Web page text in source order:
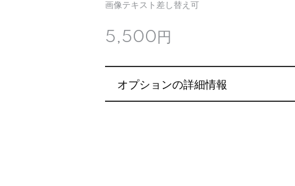
画像テキスト差し替え可
5,500円
オプションの詳細情報